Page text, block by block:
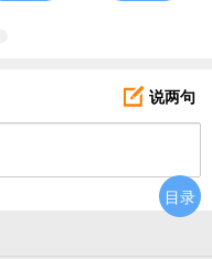
说两句
目录